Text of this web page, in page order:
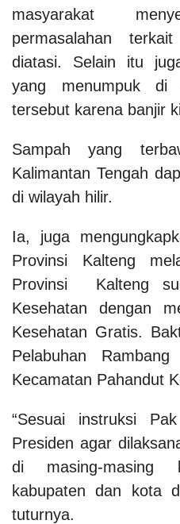
masyarakat
permasalahan
diatasi. Selain itu
yang menumpuk di
tersebut karena banjir
Sampah yang
Kalimantan Tengah
di wilayah hilir.
Ia, juga
Provinsi Kalteng
Provinsi Kalteng
Kesehatan dengan
Kesehatan Gratis.
Pelabuhan
Kecamatan Pahandut
“Sesuai instruksi
Presiden agar
di masing-masing
kabupaten dan kota
tuturnya.